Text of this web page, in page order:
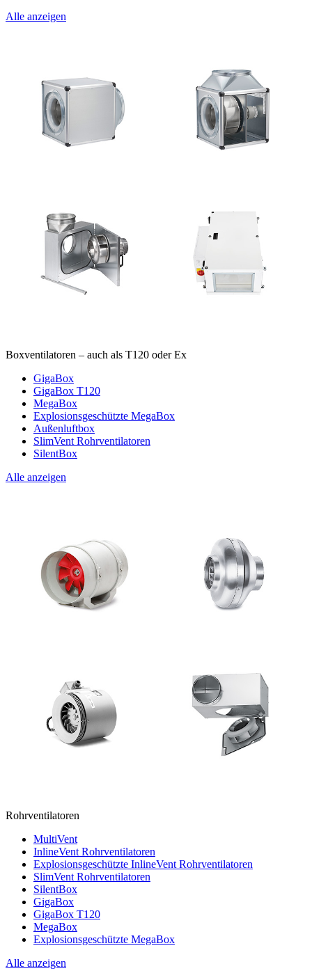
Alle anzeigen
Boxventilatoren – auch als T120 oder Ex
GigaBox
GigaBox T120
MegaBox
Explosionsgeschützte MegaBox
Außenluftbox
SlimVent Rohrventilatoren
SilentBox
Alle anzeigen
Rohrventilatoren
MultiVent
InlineVent Rohrventilatoren
Explosionsgeschützte InlineVent Rohrventilatoren
SlimVent Rohrventilatoren
SilentBox
GigaBox
GigaBox T120
MegaBox
Explosionsgeschützte MegaBox
Alle anzeigen